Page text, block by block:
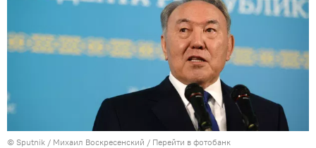
© Sputnik / Михаил Воскресенский / Перейти в фотобанк